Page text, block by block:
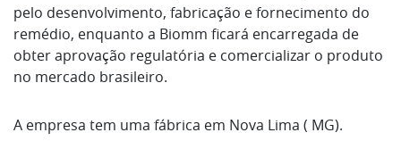
pelo desenvolvimento, fabricação e fornecimento do
remédio, enquanto a Biomm ficará encarregada de
obter aprovação regulatória e comercializar o produto
no mercado brasileiro.
A empresa tem uma fábrica em Nova Lima ( MG).